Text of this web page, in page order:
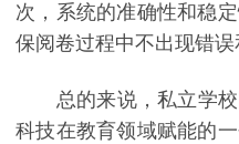
次，系统的准确性和稳
保阅卷过程中不出现错误
总的来说，私立学校
科技在教育领域赋能的